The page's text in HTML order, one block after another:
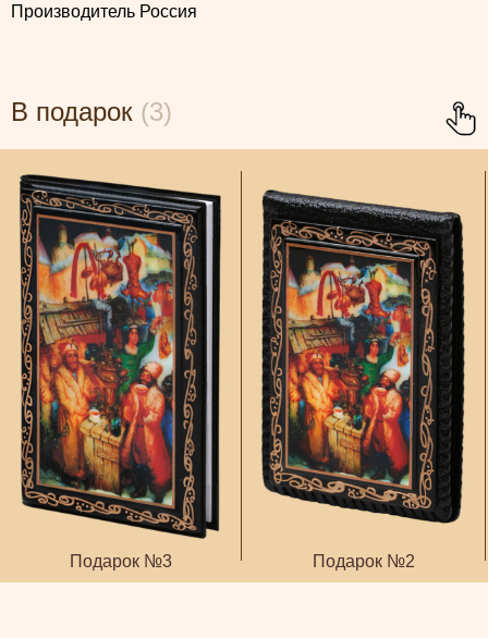
Производитель Россия
В подарок (3)
Подарок №3 Подарок №2